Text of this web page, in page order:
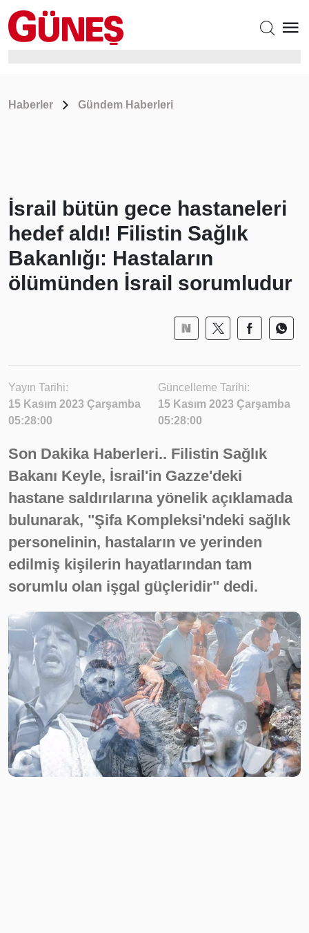
Haberler Gündem Haberleri
İsrail bütün gece hastaneleri
hedef aldı! Filistin Sağlık
Bakanlığı: Hastaların
ölümünden İsrail sorumludur
Yayın Tarihi:
15 Kasım 2023 Çarşamba
05:28:00
Güncelleme Tarihi:
15 Kasım 2023 Çarşamba
05:28:00
Son Dakika Haberleri.. Filistin Sağlık
Bakanı Keyle, İsrail'in Gazze'deki
hastane saldırılarına yönelik açıklamada
bulunarak, "Şifa Kompleksi'ndeki sağlık
personelinin, hastaların ve yerinden
edilmiş kişilerin hayatlarından tam
sorumlu olan işgal güçleridir" dedi.